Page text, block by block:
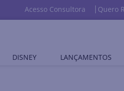
Acesso Consultora Quero
DISNEY LANÇAMENTOS